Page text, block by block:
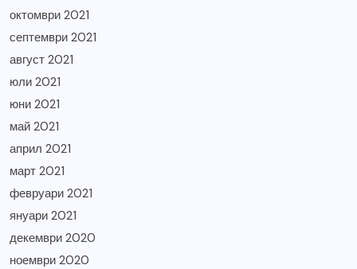
октомври 2021
септември 2021
август 2021
юли 2021
юни 2021
май 2021
април 2021
март 2021
февруари 2021
януари 2021
декември 2020
ноември 2020